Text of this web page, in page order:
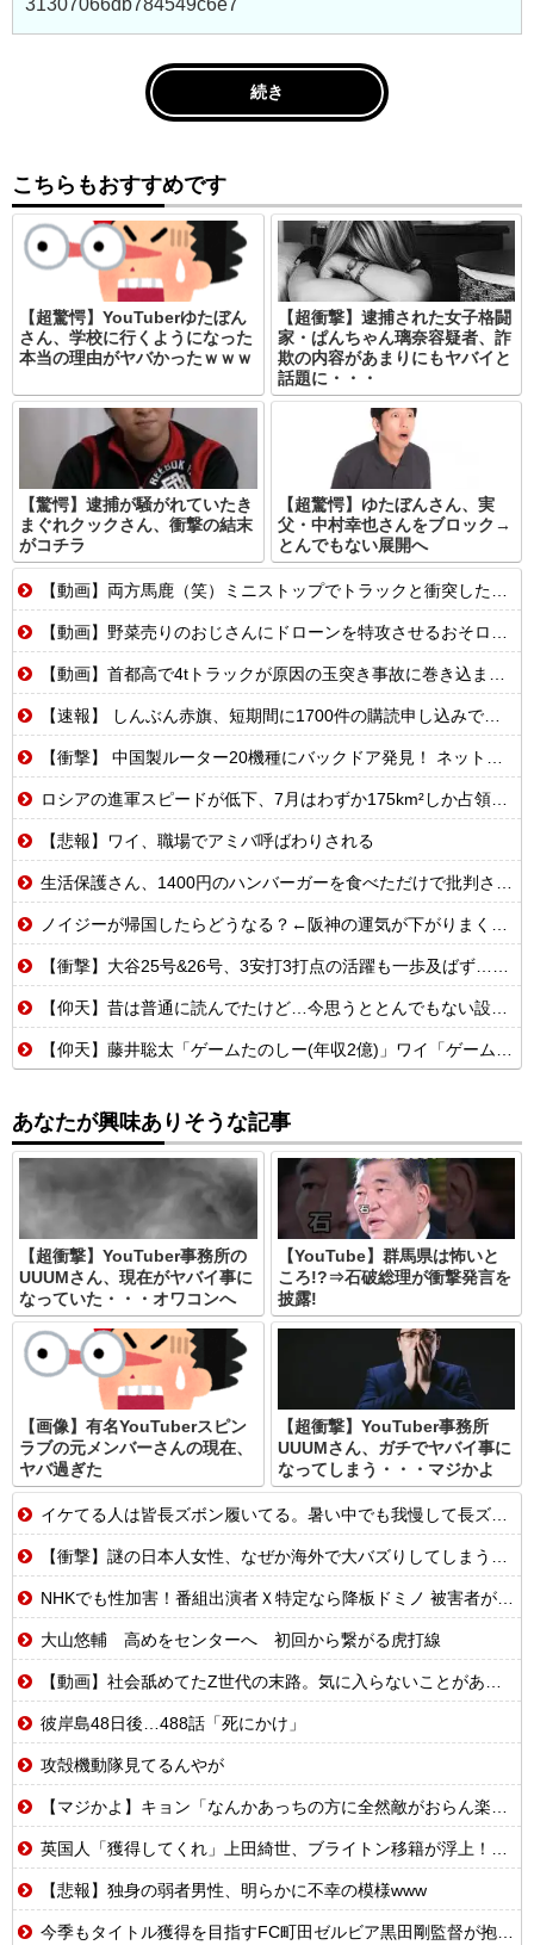
続き
こちらもおすすめです
【超驚愕】YouTuberゆたぼん
さん、学校に行くようになった
本当の理由がヤバかったｗｗｗ
【超衝撃】逮捕された女子格闘
家・ぱんちゃん璃奈容疑者、詐
欺の内容があまりにもヤバイと
話題に・・・
【驚愕】逮捕が騒がれていたき
まぐれクックさん、衝撃の結末
がコチラ
【超驚愕】ゆたぼんさん、実
父・中村幸也さんをブロック→
とんでもない展開へ
【動画】両方馬鹿（笑）ミニストップでトラックと衝突したドラレコが（ノ∇`）
【動画】野菜売りのおじさんにドローンを特攻させるおそロシア。
【動画】首都高で4tトラックが原因の玉突き事故に巻き込まれた軽バンの車載。
【速報】 しんぶん赤旗、短期間に1700件の購読申し込みで嬉し泣き→「うそでーす」虚偽申し込みと判明→ 共産党が刑事告訴「厳重な処罰を求める」
【衝撃】 中国製ルーター20機種にバックドア発見！ ネットに繋ぐだけで35秒ごとに中国のサーバーと通信
ロシアの進軍スピードが低下、7月はわずか175km²しか占領できず！
【悲報】ワイ、職場でアミバ呼ばわりされる
生活保護さん、1400円のハンバーガーを食べただけで批判される
ノイジーが帰国したらどうなる？←阪神の運気が下がりまくるやろな
【衝撃】大谷25号&26号、3安打3打点の活躍も一歩及ばず…それでも希望を見出すLADファン反応集 MLB2026シーズン 8.
【仰天】昔は普通に読んでたけど…今思うととんでもない設定の少女漫画
【仰天】藤井聡太「ゲームたのしー(年収2億)」ワイ「ゲームたのしー(年収200万)」
あなたが興味ありそうな記事
【超衝撃】YouTuber事務所の
UUUMさん、現在がヤバイ事に
なっていた・・・オワコンへ
【YouTube】群馬県は怖いと
ころ!?⇒石破総理が衝撃発言を
披露!
【画像】有名YouTuberスピン
ラブの元メンバーさんの現在、
ヤバ過ぎた
【超衝撃】YouTuber事務所
UUUMさん、ガチでヤバイ事に
なってしまう・・・マジかよ
イケてる人は皆長ズボン履いてる。暑い中でも我慢して長ズボン履いてる。半ズボンはモテ無い。厳しいって
【衝撃】謎の日本人女性、なぜか海外で大バズりしてしまうwww
NHKでも性加害！番組出演者Ｘ特定なら降板ドミノ 被害者があえて〝最強〟労働組合を頼ったワケ
大山悠輔 高めをセンターへ 初回から繋がる虎打線
【動画】社会舐めてたZ世代の末路。気に入らないことがあれば退職代行で即退職!理想の職場を求め続けた結果
彼岸島48日後…488話「死にかけ」
攻殻機動隊見てるんやが
【マジかよ】キョン「なんかあっちの方に全然敵がおらん楽園あるらしいで!」
英国人「獲得してくれ」上田綺世、ブライトン移籍が浮上！三笘薫との日本代表ホットライン実現!?現地サポ大興奮！「勘弁してくれ」と危惧される懸念点とは!?【海外の反応】
【悲報】独身の弱者男性、明らかに不幸の模様www
今季もタイトル獲得を目指すFC町田ゼルビア黒田剛監督が抱負を語る